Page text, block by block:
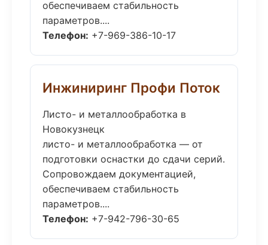
обеспечиваем стабильность
параметров....
Телефон: +7-969-386-10-17
Инжиниринг Профи Поток
Листо- и металлообработка в
Новокузнецк
листо- и металлообработка — от
подготовки оснастки до сдачи серий.
Сопровождаем документацией,
обеспечиваем стабильность
параметров....
Телефон: +7-942-796-30-65